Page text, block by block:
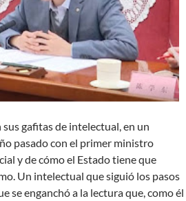
sus gafitas de intelectual, en un
pasado con el primer ministro
y de cómo el Estado tiene que
Un intelectual que siguió los pasos
se enganchó a la lectura que, como él